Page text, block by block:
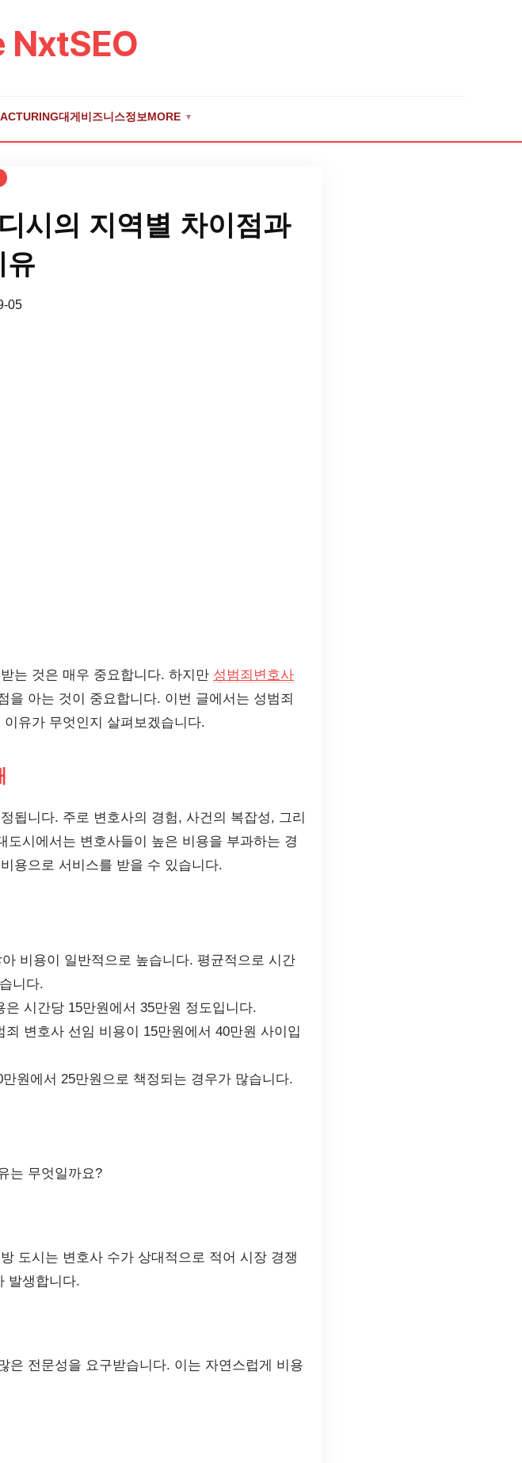
대게 비즈니스정보MORE ▼
시의 지역별 차이점과
유
05
는 것은 매우 중요합니다. 하지만 성범죄변호사
을 아는 것이 중요합니다. 이번 글에서는 성범죄
유가 무엇인지 살펴보겠습니다.
됩니다. 주로 변호사의 경험, 사건의 복잡성, 그리
시에서는 변호사들이 높은 비용을 부과하는 경
용으로 서비스를 받을 수 있습니다.
비용이 일반적으로 높습니다. 평균적으로 시간
니다.
시간당 15만원에서 35만원 정도입니다.
변호사 선임 비용이 15만원에서 40만원 사이입
원에서 25만원으로 책정되는 경우가 많습니다.
는 무엇일까요?
도시는 변호사 수가 상대적으로 적어 시장 경쟁
발생합니다.
은 전문성을 요구받습니다. 이는 자연스럽게 비용